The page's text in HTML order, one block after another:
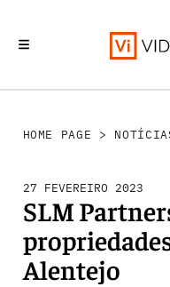
HOME PAGE >
27 FEVEREIRO 2023
SLM
Alentejo